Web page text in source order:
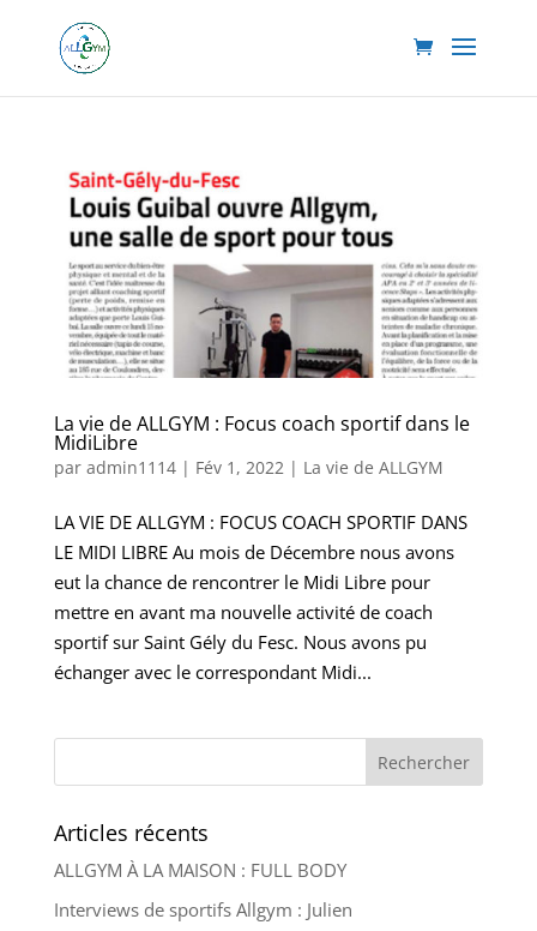
La vie de ALLGYM : Focus coach sportif dans le
MidiLibre
par admin1114| Fév 1, 2022| La vie de ALLGYM
LA VIE DE ALLGYM : FOCUS COACH SPORTIF DANS
LE MIDI LIBRE Au mois de Décembre nous avons
eut la chance de rencontrer le Midi Libre pour
mettre en avant ma nouvelle activité de coach
sportif sur Saint Gély du Fesc. Nous avons pu
échanger avec le correspondant Midi...
Articles récents
ALLGYM À LA MAISON : FULL BODY
Interviews de sportifs Allgym : Julien